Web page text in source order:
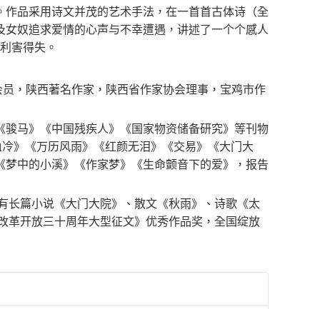
品采用诗文并茂的艺术手法，在一首首古体诗（全
奴追求爱情的心声与不幸遭遇，讲述了一个个感人
害得失。
，陕西著名作家，陕西省作家协会理事，宝鸡市作
马》《中国残疾人》《国家物资储备研究》等刊物
》《万历风雨》《红颜无泪》《交易》《大门大
中的小溪》《作家梦》《生命颤音下的爱》，报告
篇小说《大门大院》、散文《秋雨》、诗歌《太
革开放三十周年大型征文》优秀作品奖，全国绽放